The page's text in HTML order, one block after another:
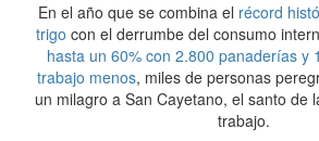
En el año que se combina el récord
trigo con el derrumbe del consumo
hasta un 60% con 2.800 panaderías y
trabajo menos, miles de personas
un milagro a San Cayetano, el santo de
trabajo.